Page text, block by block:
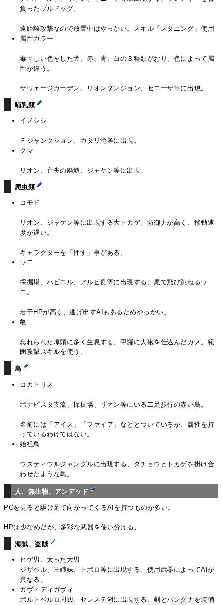
負ったブルドッグ。
遠距離攻撃なので放置中はやっかい。スキル「スタニング」使用
属性カラー
毒々しい色をした犬。赤、青、白の３種類がおり、色によって属
性が違う。
サヴェージガーデン、リオンダンジョン、セニーザ等に出現。
哺乳類
イノシシ
Ｆジャンクション、カタリ滝等に出現。
クマ
リオン、亡失の廃墟、ジャケン等に出現。
爬虫類
コモド
リオン、ジャケン等に出現する大トカゲ。防御力が高く、移動速
度が遅い。
キャラクターを「押す」事がある。
ワニ
採掘場、ハビエル、アルビ側等に出現する、尾で飛び跳ねるワ
ニ。
若干HPが高く、逃げ出すAIもあるためやっかい。
亀
忘れられた埠頭に多く生息する、甲羅に大砲を仕込んだカメ。範
囲攻撃スキルを使う。
鳥
コカトリス
ボナピスタ支流、採掘場、リオン等にいる二足歩行の赤い鳥。
名前には「アイス」「ファイア」などとついているが、属性を持
っているわけではない。
始祖鳥
ウスティウルジャングルに出現する、ダチョウとトカゲを掛け合
わせたような鳥。
人、無生物、アンデッド
PCを見ると駆け足で向かってくるAIを持つものが多い。
HPは少なめだが、多彩な武器を使い分ける。
海賊、盗賊
ヒゲ男、太った大男
ジザベル、三姉妹、トポロ等に出現する。使用武器によってAIが
異なる。
ガヴィディガヴィ
ポルトベルロ周辺、セレステ湖に出現する、剣とバンダナを装備